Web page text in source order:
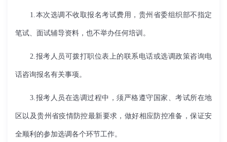
1.本次选调不收取报名考试费用，贵州省委组织部不指定
笔试、面试辅导资料，也不举办任何培训。
2.报考人员可拨打职位表上的联系电话或选调政策咨询电
话咨询报名有关事项。
3.报考人员在选调过程中，须严格遵守国家、考试所在地
区以及贵州省疫情防控最新要求，做好相应防控准备，保证安
全顺利的参加选调各个环节工作。